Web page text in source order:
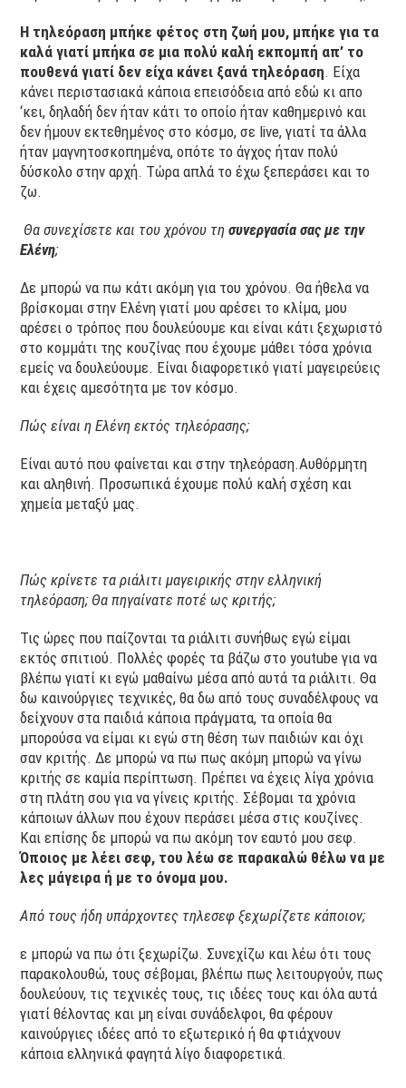
Η τηλεόραση μπήκε φέτος στη ζωή μου, μπήκε για τα
καλά γιατί μπήκα σε μια πολύ καλή εκπομπή απ’ το
πουθενά γιατί δεν είχα κάνει ξανά τηλεόραση. Είχα
κάνει περιστασιακά κάποια επεισόδεια από εδώ κι απο
‘κει, δηλαδή δεν ήταν κάτι το οποίο ήταν καθημερινό και
δεν ήμουν εκτεθημένος στο κόσμο, σε live, γιατί τα άλλα
ήταν μαγνητοσκοπημένα, οπότε το άγχος ήταν πολύ
δύσκολο στην αρχή. Τώρα απλά το έχω ξεπεράσει και το
ζω.
Θα συνεχίσετε και του χρόνου τησυνεργασία σας με την
Ελένη;
Δε μπορώ να πω κάτι ακόμη για του χρόνου. Θα ήθελα να
βρίσκομαι στην Ελένη γιατί μου αρέσει το κλίμα, μου
αρέσει ο τρόπος που δουλεύουμε και είναι κάτι ξεχωριστό
στο κομμάτι της κουζίνας που έχουμε μάθει τόσα χρόνια
εμείς να δουλεύουμε. Είναι διαφορετικό γιατί μαγειρεύεις
και έχεις αμεσότητα με τον κόσμο.
Πώς είναι η Ελένη εκτός τηλεόρασης;
Είναι αυτό που φαίνεται και στην τηλεόραση.Αυθόρμητη
και αληθινή. Προσωπικά έχουμε πολύ καλή σχέση και
χημεία μεταξύ μας.
Πώς κρίνετε τα ριάλιτι μαγειρικής στην ελληνική
τηλεόραση; Θα πηγαίνατε ποτέ ως κριτής;
Τις ώρες που παίζονται τα ριάλιτι συνήθως εγώ είμαι
εκτός σπιτιού. Πολλές φορές τα βάζω στο youtube για να
βλέπω γιατί κι εγώ μαθαίνω μέσα από αυτά τα ριάλιτι. Θα
δω καινούργιες τεχνικές, θα δω από τους συναδέλφους να
δείχνουν στα παιδιά κάποια πράγματα, τα οποία θα
μπορούσα να είμαι κι εγώ στη θέση των παιδιών και όχι
σαν κριτής. Δε μπορώ να πω πως ακόμη μπορώ να γίνω
κριτής σε καμία περίπτωση. Πρέπει να έχεις λίγα χρόνια
στη πλάτη σου για να γίνεις κριτής. Σέβομαι τα χρόνια
κάποιων άλλων που έχουν περάσει μέσα στις κουζίνες.
Και επίσης δε μπορώ να πω ακόμη τον εαυτό μου σεφ.
Όποιος με λέει σεφ, του λέω σε παρακαλώ θέλω να με
λες μάγειρα ή με το όνομα μου.
Από τους ήδη υπάρχοντες τηλεσεφ ξεχωρίζετε κάποιον;
ε μπορώ να πω ότι ξεχωρίζω. Συνεχίζω και λέω ότι τους
παρακολουθώ, τους σέβομαι, βλέπω πως λειτουργούν, πως
δουλεύουν, τις τεχνικές τους, τις ιδέες τους και όλα αυτά
γιατί θέλοντας και μη είναι συνάδελφοι, θα φέρουν
καινούργιες ιδέες από το εξωτερικό ή θα φτιάχνουν
κάποια ελληνικά φαγητά λίγο διαφορετικά.